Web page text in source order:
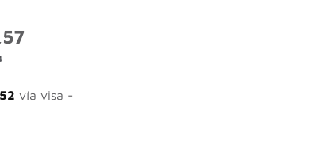
$ 18.175,57.
vía visa -